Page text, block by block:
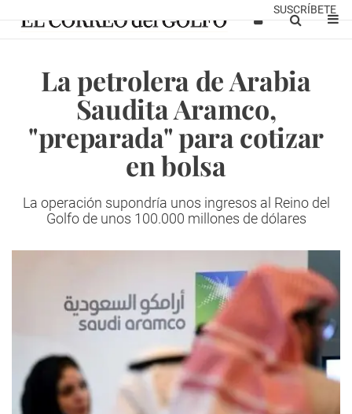
SUSCRÍBETE
La petrolera de Arabia
Saudita Aramco,
"preparada" para cotizar
en bolsa
La operación supondría unos ingresos al Reino del
Golfo de unos 100.000 millones de dólares